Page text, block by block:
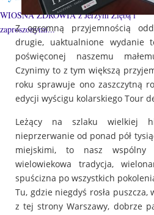
WIOSNA ZDROWIA z Jerzym Ziębą i
zaproszonymi...
Z ogromną przyjemnością
drugie, uaktualnione wydanie
poświęconej naszemu
Czynimy to z tym większą
roku sprawuje ono zaszczytną
edycji wyścigu kolarskiego Tour
Leżący na szlaku wielkiej
nieprzerwanie od ponad pół
miejskimi, to nasz
wielowiekowa tradycja,
spuścizna po wszystkich
Tu, gdzie niegdyś rosła puszcza,
z tej strony Warszawy, dobrze